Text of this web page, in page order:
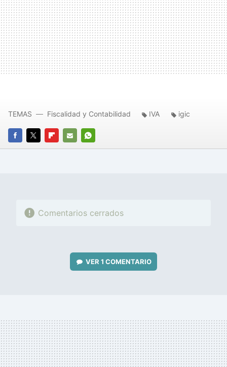
FACEBOOK
TWITTERFLIPBOARD
E-
WHATSAPP
TEMAS Fiscalidad y Contabilidad IVA igic
Comentarios cerrados
VER 1 COMENTARIO